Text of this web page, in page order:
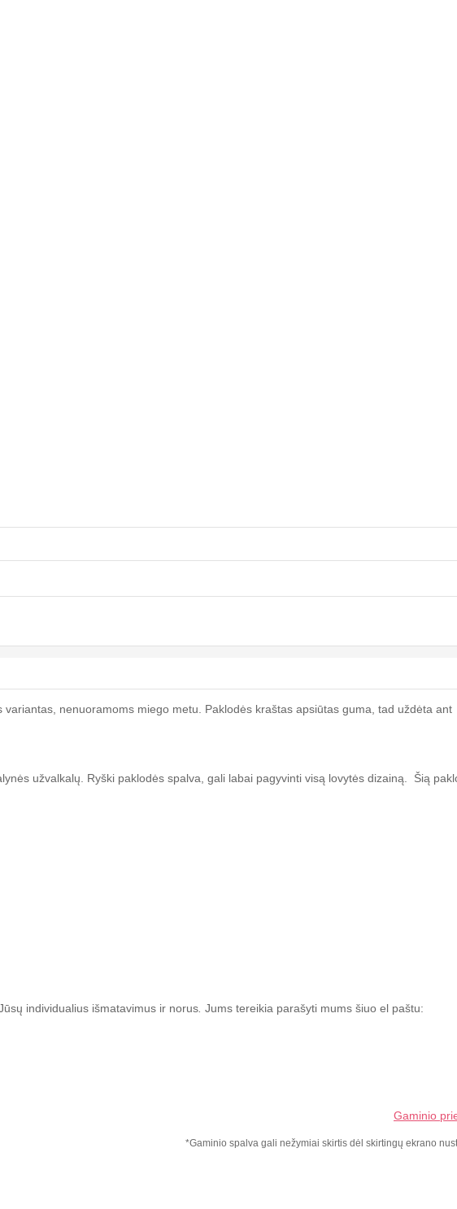
nenuoramoms miego metu. Paklodės kraštas apsiūtas guma, tad uždėta ant
užvalkalų. Ryški paklodės spalva, gali labai pagyvinti visą lovytės dizainą. Šią
individualius išmatavimus ir norus Jums tereikia parašyti mums šiuo el paštu:
Gaminio
*Gaminio spalva gali nežymiai skirtis dėl skirtingų ekrano